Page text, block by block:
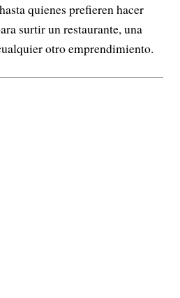
quienes prefieren hacer
surtir un restaurante, una
otro emprendimiento.